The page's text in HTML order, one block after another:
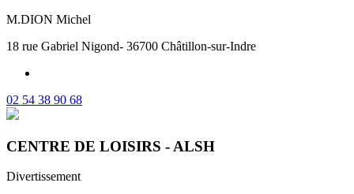
M.DION Michel
18 rue Gabriel Nigond- 36700 Châtillon-sur-Indre
02 54 38 90 68
CENTRE DE LOISIRS - ALSH
Divertissement